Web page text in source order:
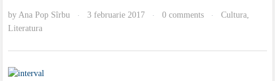
byAna Pop Sîrbu · 3 februarie 2017 · 0 comments · Cultura,
Literatura